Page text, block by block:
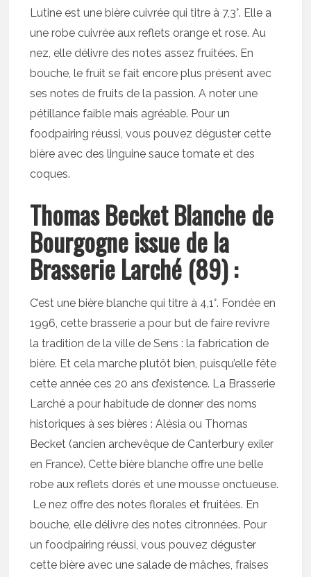
Lutine est une bière cuivrée qui titre à 7,3°. Elle a
une robe cuivrée aux reflets orange et rose. Au
nez, elle délivre des notes assez fruitées. En
bouche, le fruit se fait encore plus présent avec
ses notes de fruits de la passion. A noter une
pétillance faible mais agréable. Pour un
foodpairing réussi, vous pouvez déguster cette
bière avec des linguine sauce tomate et des
coques.
Thomas Becket Blanche de
Bourgogne issue de la
Brasserie Larché (89) :
C’est une bière blanche qui titre à 4,1°. Fondée en
1996, cette brasserie a pour but de faire revivre
la tradition de la ville de Sens : la fabrication de
bière. Et cela marche plutôt bien, puisqu’elle fête
cette année ces 20 ans d’existence. La Brasserie
Larché a pour habitude de donner des noms
historiques à ses bières : Alésia ou Thomas
Becket (ancien archevêque de Canterbury exiler
en France). Cette bière blanche offre une belle
robe aux reflets dorés et une mousse onctueuse.
Le nez offre des notes florales et fruitées. En
bouche, elle délivre des notes citronnées. Pour
un foodpairing réussi, vous pouvez déguster
cette bière avec une salade de mâches, fraises